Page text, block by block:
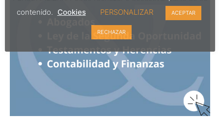
contenido. Cookies PERSONALIZAR ACEPTAR
RECHAZAR